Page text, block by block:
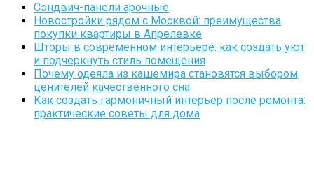
Сэндвич-панели арочные
Новостройки рядом с Москвой: преимущества
покупки квартиры в Апрелевке
Шторы в современном интерьере: как создать уют
и подчеркнуть стиль помещения
Почему одеяла из кашемира становятся выбором
ценителей качественного сна
Как создать гармоничный интерьер после ремонта:
практические советы для дома